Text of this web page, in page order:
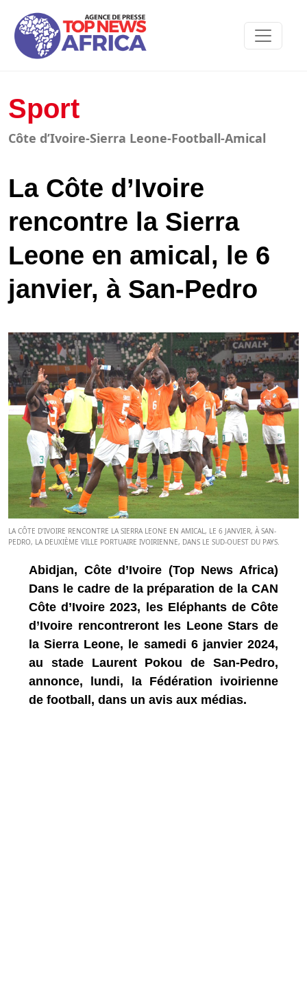
Sport
Côte d’Ivoire-Sierra Leone-Football-Amical
La Côte d’Ivoire
rencontre la Sierra
Leone en amical, le 6
janvier, à San-Pedro
LA CÔTE D’IVOIRE RENCONTRE LA SIERRA LEONE EN AMICAL, LE 6 JANVIER, À SAN-
PEDRO, LA DEUXIÈME VILLE PORTUAIRE IVOIRIENNE, DANS LE SUD-OUEST DU PAYS.
Abidjan, Côte d’Ivoire (Top News Africa)
Dans le cadre de la préparation de la CAN
Côte d’Ivoire 2023, les Eléphants de Côte
d’Ivoire rencontreront les Leone Stars de
la Sierra Leone, le samedi 6 janvier 2024,
au stade Laurent Pokou de San-Pedro,
annonce, lundi, la Fédération ivoirienne
de football, dans un avis aux médias.